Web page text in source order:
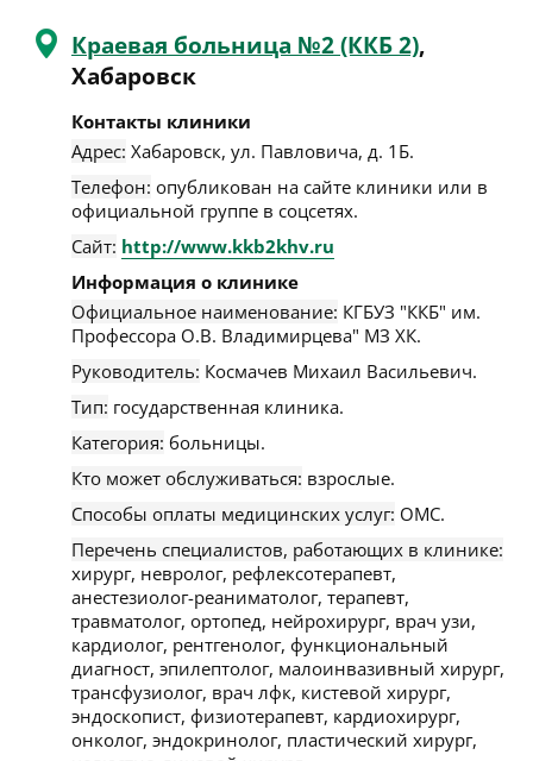
Краевая больница №2 (ККБ 2),
Хабаровск
Контакты клиники
Адрес: Хабаровск, ул. Павловича, д. 1Б.
Телефон: опубликован на сайте клиники или в
официальной группе в соцсетях.
Сайт: http://www.kkb2khv.ru
Информация о клинике
Официальное наименование: КГБУЗ "ККБ" им.
Профессора О.В. Владимирцева" МЗ ХК.
Руководитель: Космачев Михаил Васильевич.
Тип: государственная клиника.
Категория: больницы.
Кто может обслуживаться: взрослые.
Способы оплаты медицинских услуг: ОМС.
Перечень специалистов, работающих в клинике:
хирург, невролог, рефлексотерапевт,
анестезиолог-реаниматолог, терапевт,
травматолог, ортопед, нейрохирург, врач узи,
кардиолог, рентгенолог, функциональный
диагност, эпилептолог, малоинвазивный хирург,
трансфузиолог, врач лфк, кистевой хирург,
эндоскопист, физиотерапевт, кардиохирург,
онколог, эндокринолог, пластический хирург,